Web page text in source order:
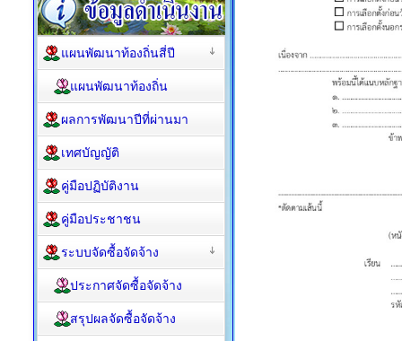
แผนพัฒนาท้องถิ่นสี่ปี
แผนพัฒนาท้องถิ่น
ผลการพัฒนาปีที่ผ่านมา
เทศบัญญัติ
คู่มือปฏิบัติงาน
คู่มือประชาชน
ระบบจัดซื้อจัดจ้าง
ประกาศจัดซื้อจัดจ้าง
สรุปผลจัดซื้อจัดจ้าง